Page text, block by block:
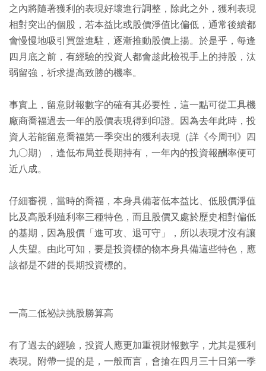
之內將隨著獲利的表現好壞進行調整，除此之外，獲利表現
相對突出的個股，若本益比或股價淨值比偏低，通常後續都
會慢慢地吸引買盤進駐，逐漸推動股價上揚。於是乎，每逢
四月底之前，有經驗的投資人都會趁此檢視手上的持股，汰
弱留強，祈求提高致勝的機率。
事實上，留意財報數字的確有其必要性，這一點可從工具機
廠商喬福過去一年的股價表現得到印證。因為去年此時，投
資人若能留意喬福第一季突出的獲利表現（詳《今周刊》四
九○期），逢低布局並長期持有，一年內的投資報酬率便可
近八成。
仔細審視，當時的喬福，本身具備著低本益比、低股價淨值
比及高股利殖利率三種特色，而且股價又處於歷史相對偏低
的基期，因為股價「進可攻、退可守」，所以表現才沒有讓
人失望。由此可知，要是投資標的物本身具備這些特色，應
該都是不錯的長期投資標的。
一高二低祕訣挑股勝算高
有了過去的經驗，投資人應更加重視財報數字，尤其是獲利
表現。附帶一提的是，一般而言，會搶在四月三十日第一季